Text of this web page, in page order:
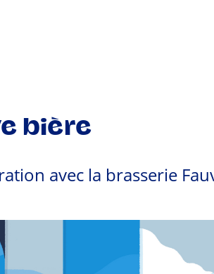
bière
avec la brasserie